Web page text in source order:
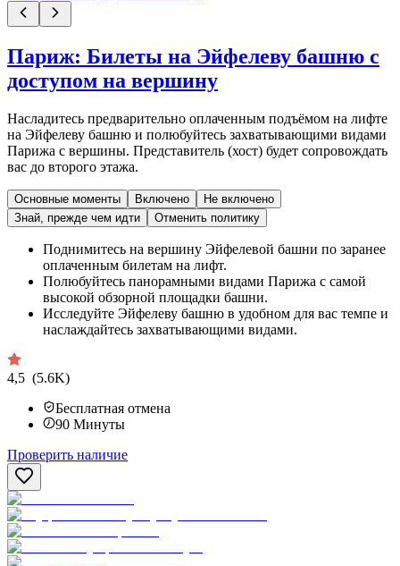
Париж: Билеты на Эйфелеву башню с
доступом на вершину
Насладитесь предварительно оплаченным подъёмом на лифте
на Эйфелеву башню и полюбуйтесь захватывающими видами
Парижа с вершины. Представитель (хост) будет сопровождать
вас до второго этажа.
Основные моменты Включено
Не включено
Знай, прежде чем идти
Отменить политику
Поднимитесь на вершину Эйфелевой башни по заранее
оплаченным билетам на лифт.
Полюбуйтесь панорамными видами Парижа с самой
высокой обзорной площадки башни.
Исследуйте Эйфелеву башню в удобном для вас темпе и
наслаждайтесь захватывающими видами.
4,5 (5.6K)
Бесплатная отмена
90 Минуты
Проверить наличие